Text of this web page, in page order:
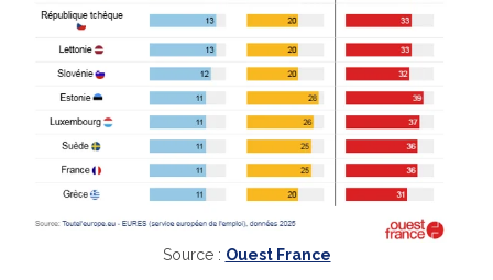
Source : Ouest France